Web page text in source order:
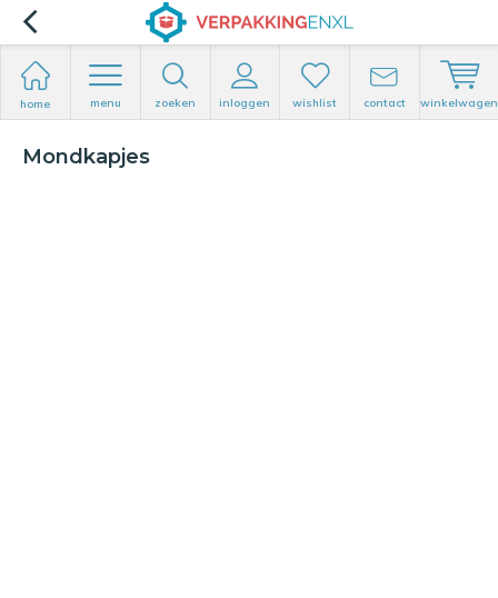
home menu zoeken inloggen wishlist contact winkelwagen
Mondkapjes